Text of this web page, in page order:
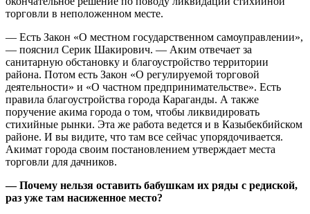
торговли в неположенном месте.
— Есть Закон «О местном государственном самоуправлении»,
— пояснил Серик Шакирович. — Аким отвечает за
санитарную обстановку и благоустройство территории
района. Потом есть Закон «О регулируемой торговой
деятельности» и «О частном предпринимательстве». Есть
правила благоустройства города Караганды. А также
поручение акима города о том, чтобы ликвидировать
стихийные рынки. Эта же работа ведется и в Казыбекбийском
районе. И вы видите, что там все сейчас упорядочивается.
Акимат города своим постановлением утверждает места
торговли для дачников.
— Почему нельзя оставить бабушкам их ряды с редиской,
раз уже там насиженное место?